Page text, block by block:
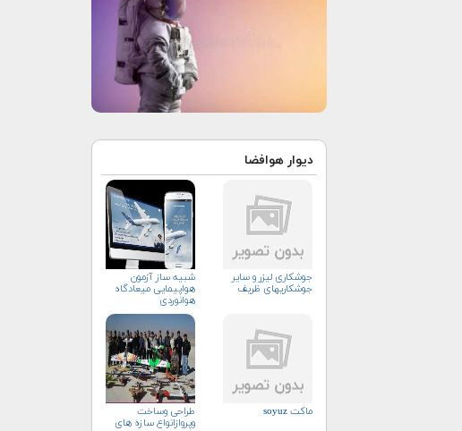
دیوار هوافضا
جوشکاری لیزر و سایر
جوشکاریهای ظریف
شبیه ساز آزمون
هواپیمایی میعادگاه
هوانوردی
ماکت soyuz
طراحی وساخت
وپروازانواع سازه های